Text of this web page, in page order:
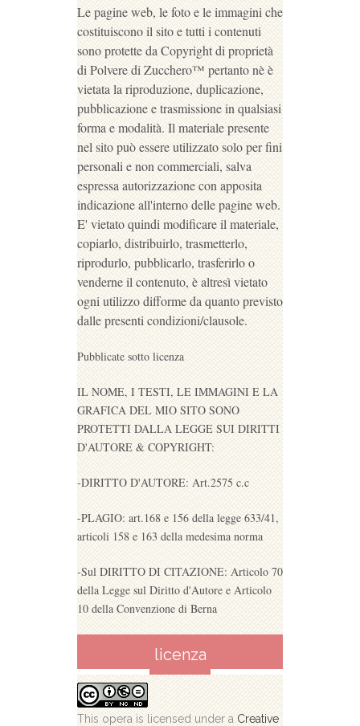
Le pagine web, le foto e le immagini che
costituiscono il sito e tutti i contenuti
sono protette da Copyright di proprietà
di Polvere di Zucchero™ pertanto nè è
vietata la riproduzione, duplicazione,
pubblicazione e trasmissione in qualsiasi
forma e modalità. Il materiale presente
nel sito può essere utilizzato solo per fini
personali e non commerciali, salva
espressa autorizzazione con apposita
indicazione all'interno delle pagine web.
E' vietato quindi modificare il materiale,
copiarlo, distribuirlo, trasmetterlo,
riprodurlo, pubblicarlo, trasferirlo o
venderne il contenuto, è altresì vietato
ogni utilizzo difforme da quanto previsto
dalle presenti condizioni/clausole.
Pubblicate sotto licenza
IL NOME, I TESTI, LE IMMAGINI E LA
GRAFICA DEL MIO SITO SONO
PROTETTI DALLA LEGGE SUI DIRITTI
D'AUTORE & COPYRIGHT:
-DIRITTO D'AUTORE: Art.2575 c.c
-PLAGIO: art.168 e 156 della legge 633/41,
articoli 158 e 163 della medesima norma
-Sul DIRITTO DI CITAZIONE: Articolo 70
della Legge sul Diritto d'Autore e Articolo
10 della Convenzione di Berna
licenza
This opera is licensed under a Creative